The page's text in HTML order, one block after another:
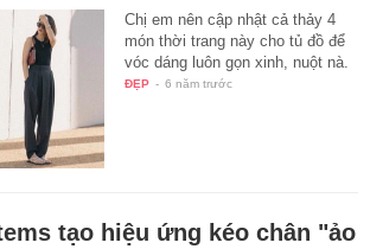
Chị em nên cập nhật cả thảy 4
món thời trang này cho tủ đồ để
vóc dáng luôn gọn xinh, nuột nà.
ĐẸP - 6 năm trước
tạo hiệu ứng kéo chân "ảo